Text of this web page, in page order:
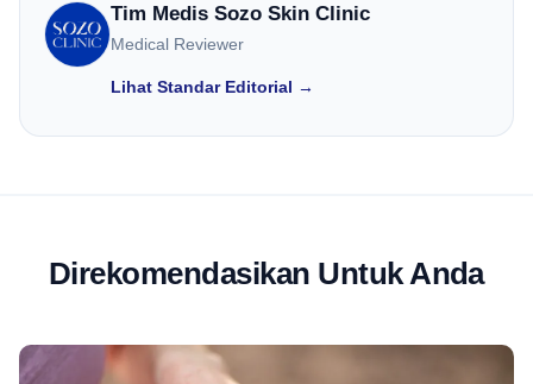
Tim Medis Sozo Skin Clinic
Medical Reviewer
Lihat Standar Editorial →
Direkomendasikan Untuk Anda